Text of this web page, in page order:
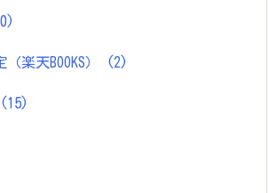
楽天BOOKS） (2)
(15)